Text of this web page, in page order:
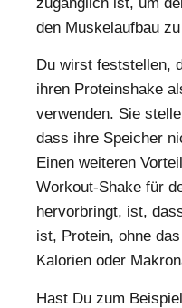
den Muskelaufbau
Du wirst feststellen,
ihren Proteinshake
verwenden. Sie
dass ihre Speicher
Einen weiteren
Workout-Shake für
hervorbringt, ist,
ist, Protein, ohne
Kalorien oder
Hast Du zum